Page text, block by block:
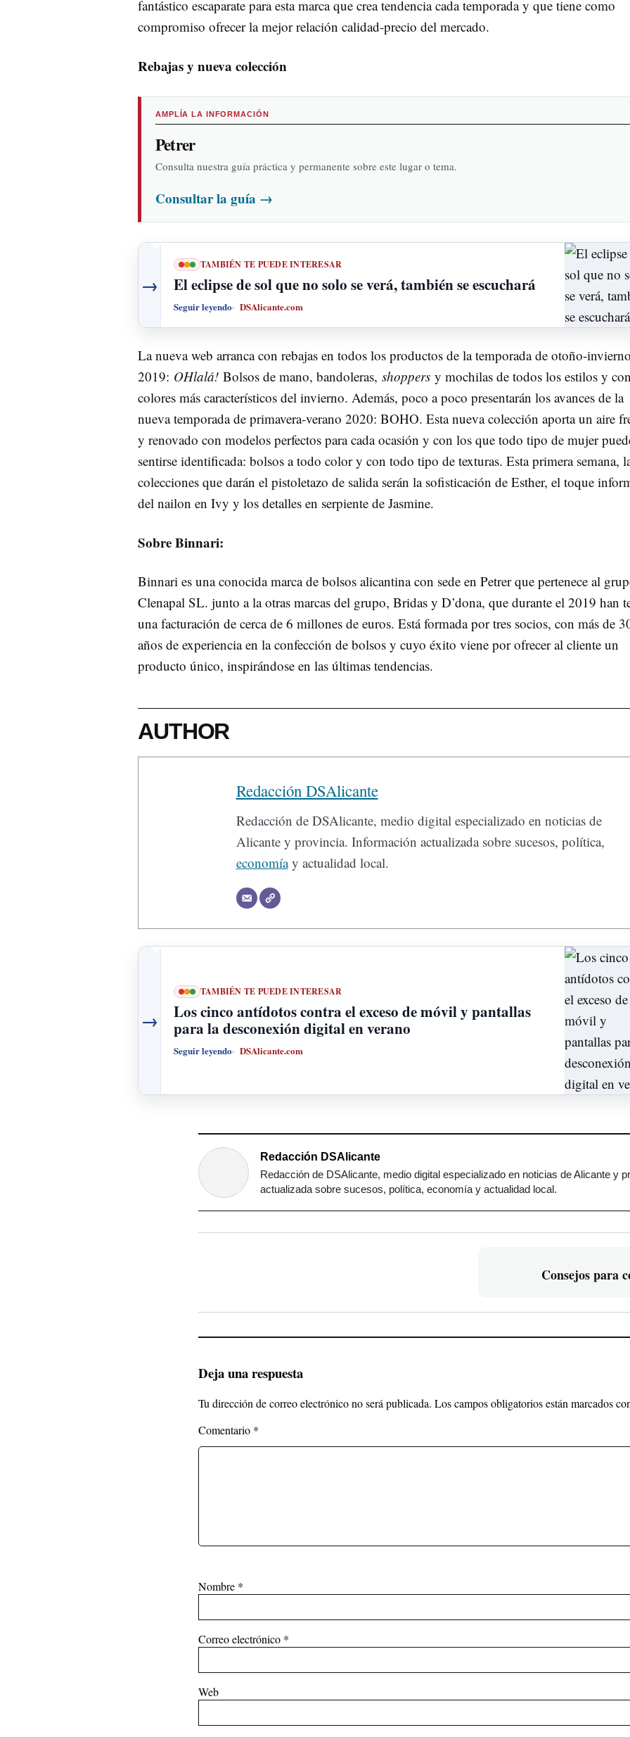
fantástico escaparate para esta marca que crea tendencia cada temporada y que tiene como
compromiso ofrecer la mejor relación calidad-precio del mercado.
Rebajas y nueva colección
AMPLÍA LA INFORMACIÓN
Petrer
Consulta nuestra guía práctica y permanente sobre este lugar o tema.
Consultar la guía →
→
TAMBIÉN TE PUEDE INTERESAR
El eclipse de sol que no solo se verá, también se escuchará
Seguir leyendo DSAlicante.com
La nueva web arranca con rebajas en todos los productos de la temporada de otoño-invierno
2019: OHlalá! Bolsos de mano, bandoleras, shoppers y mochilas de todos los estilos y
colores más característicos del invierno. Además, poco a poco presentarán los avances de la
nueva temporada de primavera-verano 2020: BOHO. Esta nueva colección aporta un aire
y renovado con modelos perfectos para cada ocasión y con los que todo tipo de mujer
sentirse identificada: bolsos a todo color y con todo tipo de texturas. Esta primera semana,
colecciones que darán el pistoletazo de salida serán la sofisticación de Esther, el toque
del nailon en Ivy y los detalles en serpiente de Jasmine.
Sobre Binnari:
Binnari es una conocida marca de bolsos alicantina con sede en Petrer que pertenece al
Clenapal SL. junto a la otras marcas del grupo, Bridas y D’dona, que durante el 2019 han
una facturación de cerca de 6 millones de euros. Está formada por tres socios, con más de
años de experiencia en la confección de bolsos y cuyo éxito viene por ofrecer al cliente un
producto único, inspirándose en las últimas tendencias.
AUTHOR
Redacción DSAlicante
Redacción de DSAlicante, medio digital especializado en noticias de
Alicante y provincia. Información actualizada sobre sucesos, política,
economíay actualidad local.
→
TAMBIÉN TE PUEDE INTERESAR
Los cinco antídotos contra el exceso de móvil y pantallas
para la desconexión digital en verano
Seguir leyendo DSAlicante.com
Redacción DSAlicante
Redacción de DSAlicante, medio digital especializado en noticias de Alicante y
actualizada sobre sucesos, política, economía y actualidad local.
Consejos para
Deja una respuesta
Tu dirección de correo electrónico no será publicada. Los campos obligatorios están marcados
Comentario *
Nombre *
Correo electrónico *
Web